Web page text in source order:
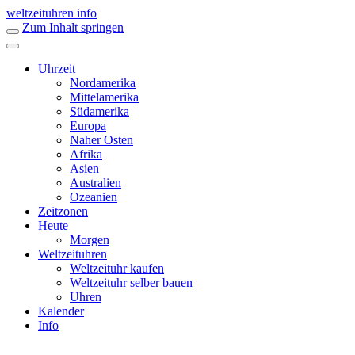
weltzeituhren info
Zum Inhalt springen
Uhrzeit
Nordamerika
Mittelamerika
Südamerika
Europa
Naher Osten
Afrika
Asien
Australien
Ozeanien
Zeitzonen
Heute
Morgen
Weltzeituhren
Weltzeituhr kaufen
Weltzeituhr selber bauen
Uhren
Kalender
Info